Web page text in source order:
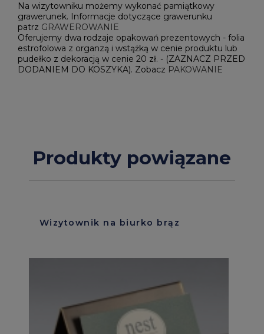
Na wizytowniku możemy wykonać pamiątkowy
grawerunek. Informacje dotyczące grawerunku
patrz GRAWEROWANIE
Oferujemy dwa rodzaje opakowań prezentowych - folia
estrofolowa z organzą i wstążką w cenie produktu lub
pudełko z dekoracją w cenie 20 zł. - (ZAZNACZ PRZED
DODANIEM DO KOSZYKA). Zobacz PAKOWANIE
Produkty powiązane
Wizytownik na biurko brąz